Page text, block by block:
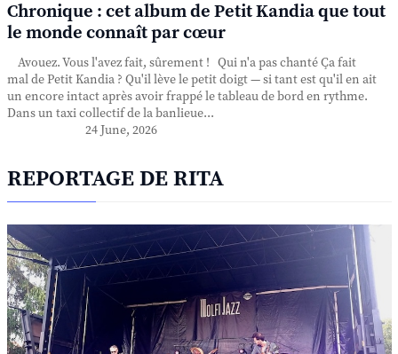
Chronique : cet album de Petit Kandia que tout
le monde connaît par cœur
Avouez. Vous l'avez fait, sûrement ! Qui n'a pas chanté Ça fait
mal de Petit Kandia ? Qu'il lève le petit doigt — si tant est qu'il en ait
un encore intact après avoir frappé le tableau de bord en rythme.
Dans un taxi collectif de la banlieue...
24 June, 2026
REPORTAGE DE RITA